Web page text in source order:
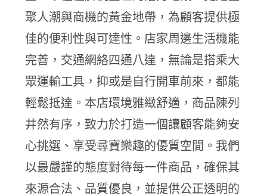
聚人潮與商機的黃金地帶，為顧客提供極
佳的便利性與可達性。店家周邊生活機能
完善，交通網絡四通八達，無論是搭乘大
眾運輸工具，抑或是自行開車前來，都能
輕鬆抵達。本店環境雅緻舒適，商品陳列
井然有序，致力於打造一個讓顧客能夠安
心挑選、享受尋寶樂趣的優質空間。我們
以最嚴謹的態度對待每一件商品，確保其
來源合法、品質優良，並提供公正透明的